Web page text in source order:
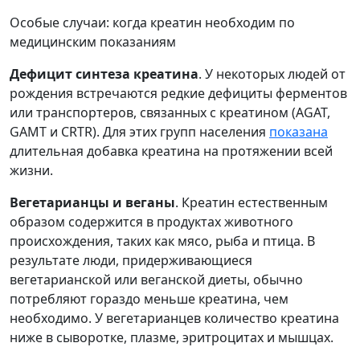
Особые случаи: когда креатин необходим по
медицинским показаниям
Дефицит синтеза креатина. У некоторых людей от
рождения встречаются редкие дефициты ферментов
или транспортеров, связанных с креатином (AGAT,
GAMT и CRTR). Для этих групп населения показана
длительная добавка креатина на протяжении всей
жизни.
Вегетарианцы и веганы. Креатин естественным
образом содержится в продуктах животного
происхождения, таких как мясо, рыба и птица. В
результате люди, придерживающиеся
вегетарианской или веганской диеты, обычно
потребляют гораздо меньше креатина, чем
необходимо. У вегетарианцев количество креатина
ниже в сыворотке, плазме, эритроцитах и мышцах.